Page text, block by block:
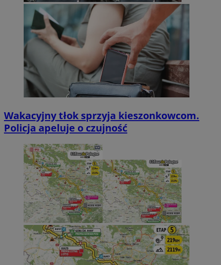
Wakacyjny tłok sprzyja kieszonkowcom.
Policja apeluje o czujność